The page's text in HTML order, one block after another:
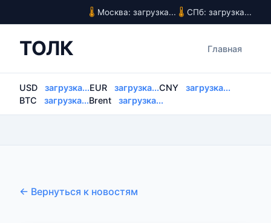
Москва: загрузка... СПб: загрузка...
ТОЛК Главная
USD загрузка...EUR загрузка...CNY
загрузка...
BTC
загрузка...Brent загрузка...
← Вернуться к новостям